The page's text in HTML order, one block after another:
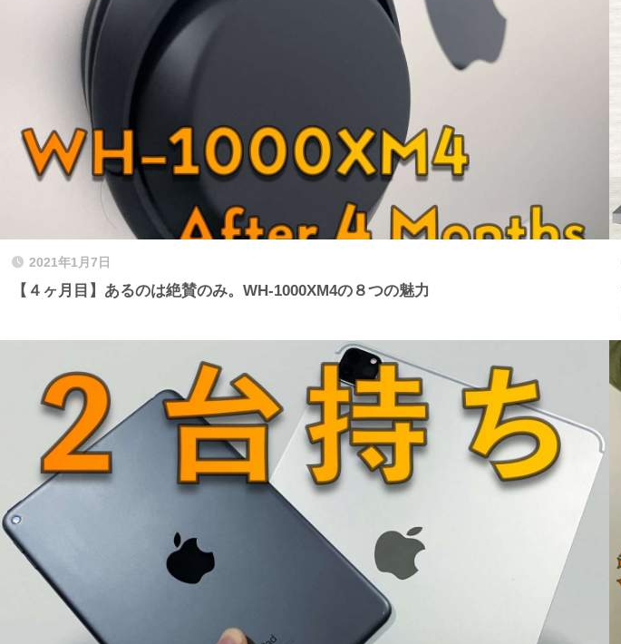
2021年1月7日
【４ヶ月目】あるのは絶賛のみ。WH-1000XM4の８つの魅力